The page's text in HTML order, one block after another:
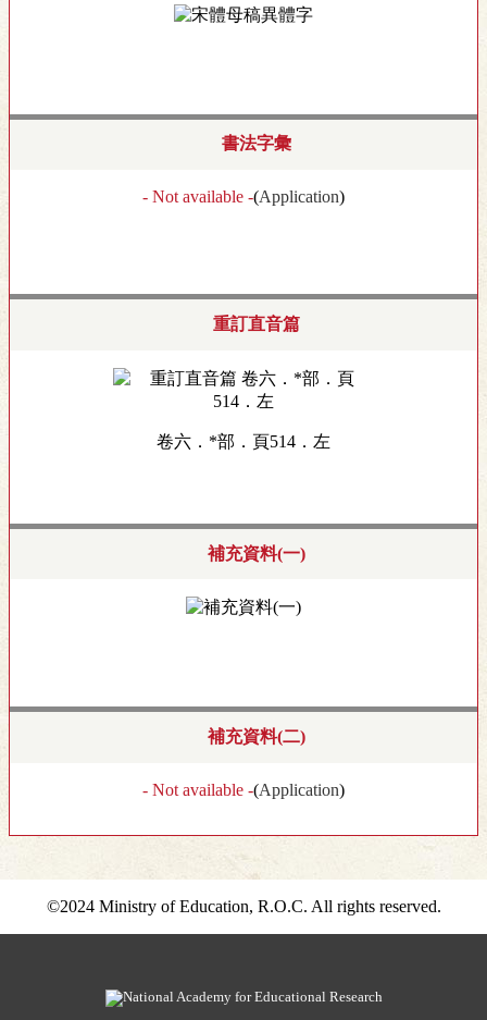
書法字彙
- Not available -(Application)
重訂直音篇
卷六．*部．頁514．左
補充資料(一)
補充資料(二)
- Not available -(Application)
©2024 Ministry of Education, R.O.C. All rights reserved.